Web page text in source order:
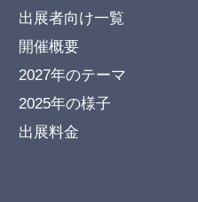
出展者向け一覧
開催概要
2027年のテーマ
2025年の様子
出展料金